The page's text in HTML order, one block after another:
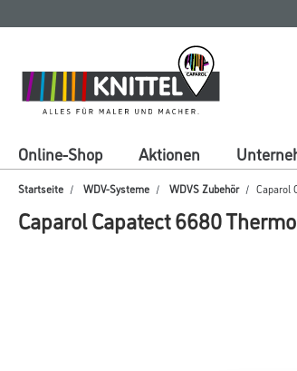
springen
springen
Online-Shop Aktionen
Startseite WDV-Systeme WDVS Zubehör Caparol
Caparol Capatect 6680